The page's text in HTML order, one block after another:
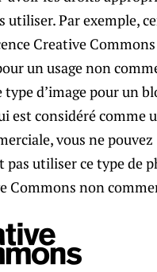
utiliser. Par exemple,
Creative
un usage non
d’image pour un
est considéré comme
vous ne pouvez
utiliser ce type de
Commons non